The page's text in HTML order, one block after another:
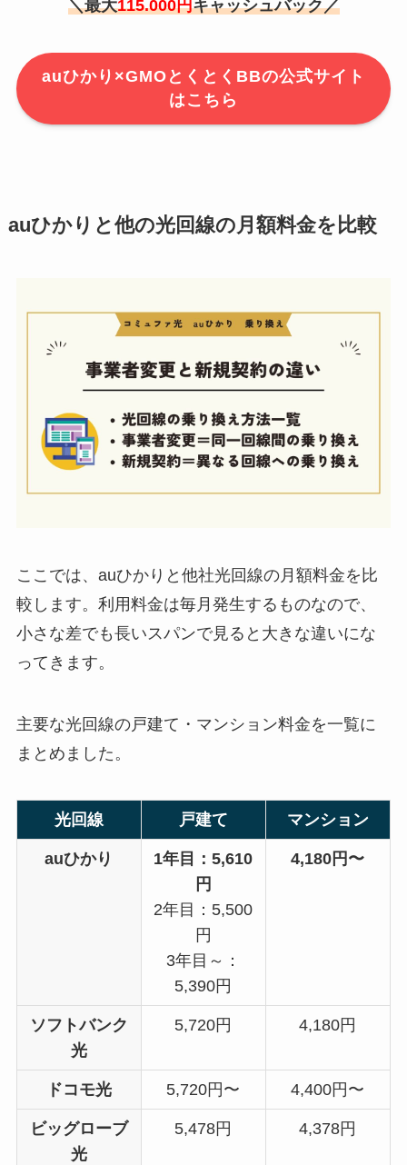
＼最大115.000円キャッシュバック／
auひかり×GMOとくとくBBの公式サイト
はこちら
auひかりと他の光回線の月額料金を比較
ここでは、auひかりと他社光回線の月額料金を比
較します。利用料金は毎月発生するものなので、
小さな差でも長いスパンで見ると大きな違いにな
ってきます。
主要な光回線の戸建て・マンション料金を一覧に
まとめました。
光回線 戸建て マンション
auひかり
1年目：5,610
円
2年目：5,500
円
3年目～：
5,390円
4,180円〜
ソフトバンク
光
5,720円 4,180円
ドコモ光 5,720円〜 4,400円〜
ビッグローブ
光
5,478円 4,378円